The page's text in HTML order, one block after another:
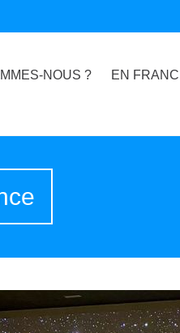
NOUS ? EN